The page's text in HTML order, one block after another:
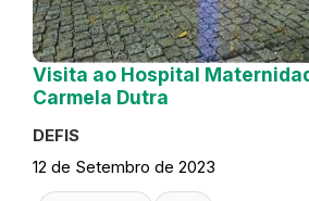
Visita ao Hospital
Carmela Dutra
DEFIS
12 de Setembro de 2023